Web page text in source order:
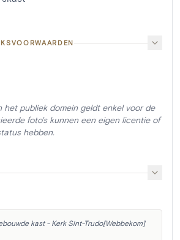
het publiek domein geldt enkel voor de
foto's kunnen een eigen licentie of
hebben.
kast - Kerk Sint-Trudo[Webbekom]